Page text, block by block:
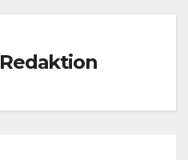
Redaktion